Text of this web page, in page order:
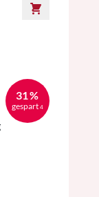
31 %
gespart 4